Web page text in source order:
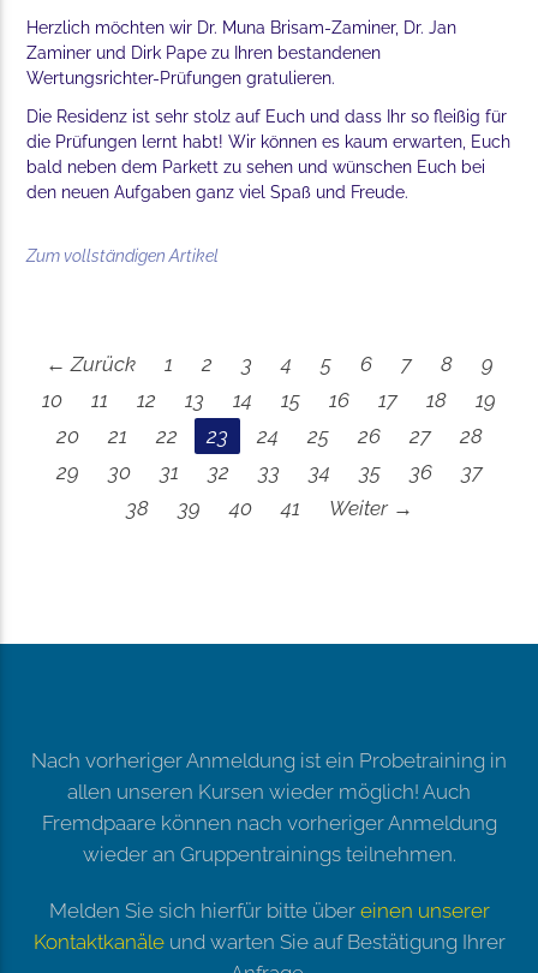
Herzlich möchten wir Dr. Muna Brisam-Zaminer, Dr. Jan
Zaminer und Dirk Pape zu Ihren bestandenen
Wertungsrichter-Prüfungen gratulieren.
Die Residenz ist sehr stolz auf Euch und dass Ihr so fleißig für
die Prüfungen lernt habt! Wir können es kaum erwarten, Euch
bald neben dem Parkett zu sehen und wünschen Euch bei
den neuen Aufgaben ganz viel Spaß und Freude.
Zum vollständigen Artikel
← Zurück 1 2 3 4 5 6 7 8
9
10
11 12 13 14 15 16 17 18
19
20
21 22 23 24 25 26 27
28
29
30 31 32 33 34 35 36
37
38
39 40 41 Weiter →
Nach vorheriger Anmeldung ist ein Probetraining in
allen unseren Kursen wieder möglich! Auch
Fremdpaare können nach vorheriger Anmeldung
wieder an Gruppentrainings teilnehmen.
Melden Sie sich hierfür bitte über einen unserer
Kontaktkanäleund warten Sie auf Bestätigung Ihrer